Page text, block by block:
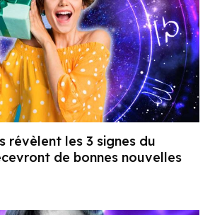
révèlent les 3 signes du
de bonnes nouvelles